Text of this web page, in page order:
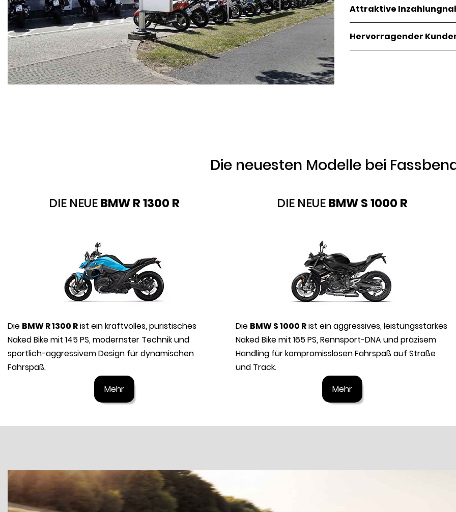
Attraktive
Hervorragender
Die neuesten Modelle bei
DIE NEUEBMW R 1300 R
Die BMW R 1300 Rist ein kraftvolles, puristisches
Naked Bike mit 145 PS, modernster Technik und
sportlich-aggressivem Design für dynamischen
Fahrspaß.
Mehr
DIE NEUEBMW S 1000 R
Die BMW S 1000 Rist ein aggressives, leistungsstarkes
Naked Bike mit 165 PS, Rennsport-DNA und präzisem
Handling für kompromisslosen Fahrspaß auf Straße
und Track.
Mehr